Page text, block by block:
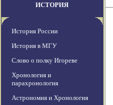
ИСТОРИЯ
История России
История в МГУ
Слово о полку Игореве
Хронология и
парахронология
Астрономия и Хронология